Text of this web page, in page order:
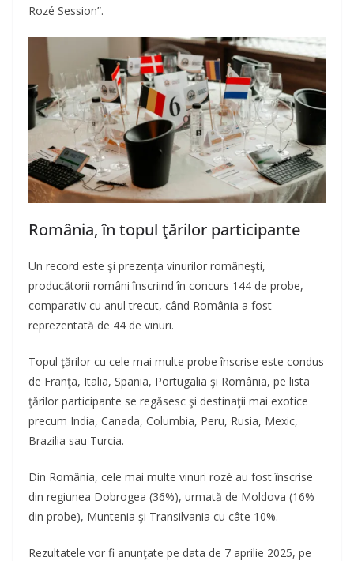
Rozé Session”.
România, în topul ţărilor participante
Un record este şi prezenţa vinurilor româneşti,
producătorii români înscriind în concurs 144 de probe,
comparativ cu anul trecut, când România a fost
reprezentată de 44 de vinuri.
Topul ţărilor cu cele mai multe probe înscrise este condus
de Franţa, Italia, Spania, Portugalia şi România, pe lista
ţărilor participante se regăsesc şi destinaţii mai exotice
precum India, Canada, Columbia, Peru, Rusia, Mexic,
Brazilia sau Turcia.
Din România, cele mai multe vinuri rozé au fost înscrise
din regiunea Dobrogea (36%), urmată de Moldova (16%
din probe), Muntenia şi Transilvania cu câte 10%.
Rezultatele vor fi anunţate pe data de 7 aprilie 2025, pe